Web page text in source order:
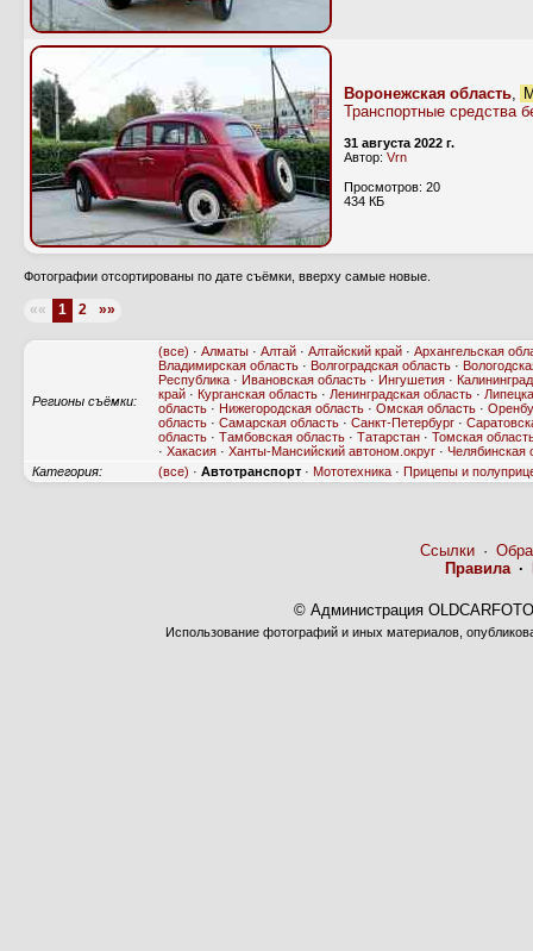
Воронежская область,
Транспортные средства
31 августа 2022 г.
Автор: Vrn
Просмотров: 20
434 КБ
Фотографии отсортированы по дате съёмки, вверху самые новые.
«« 1 2 »»
Регионы съёмки:
(все) · Алматы · Алтай · Алтайский край · Архангельская
Владимирская область · Волгоградская область ·
Республика · Ивановская область · Ингушетия ·
край · Курганская область · Ленинградская область ·
область · Нижегородская область · Омская область ·
область · Самарская область · Санкт-Петербург ·
область · Тамбовская область · Татарстан · Томская
· Хакасия · Ханты-Мансийский автоном.округ · Челябинская
Категория:
(все) · Автотранспорт · Мототехника · Прицепы и
Ссылки·
Правила·
© Администрация
Использование фотографий и иных материалов,